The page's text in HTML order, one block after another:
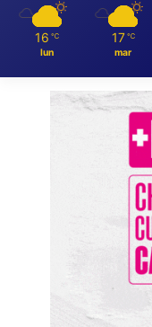
16 ℃
lun
17 ℃
mar